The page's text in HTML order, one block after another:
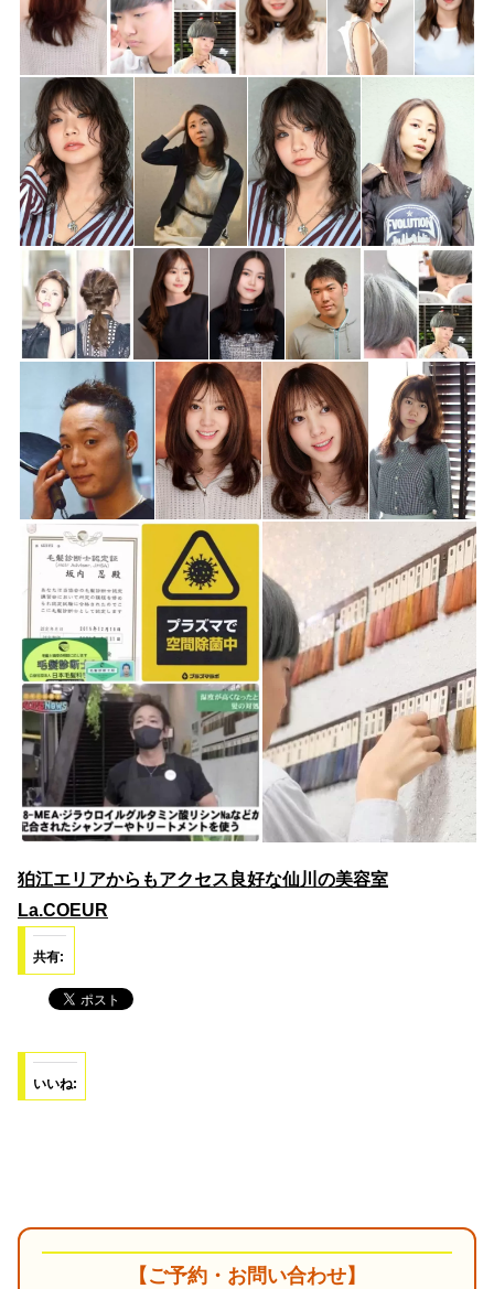
狛江エリアからもアクセス良好な仙川の美容室
La.COEUR
共有:
いいね:
【ご予約・お問い合わせ】